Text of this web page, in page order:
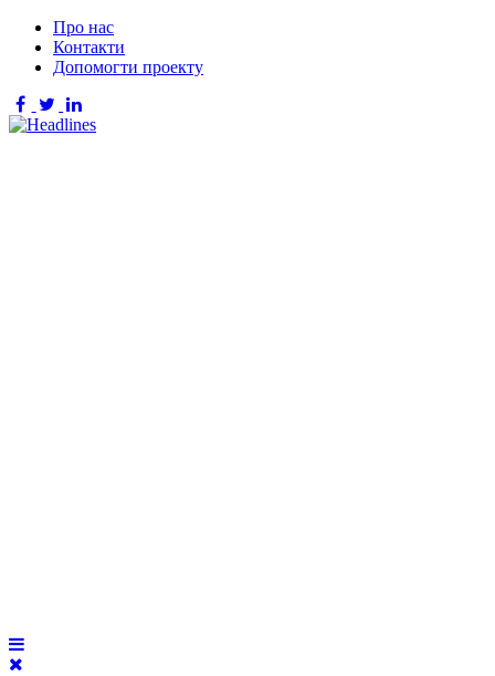
Про нас
Контакти
Допомогти проекту